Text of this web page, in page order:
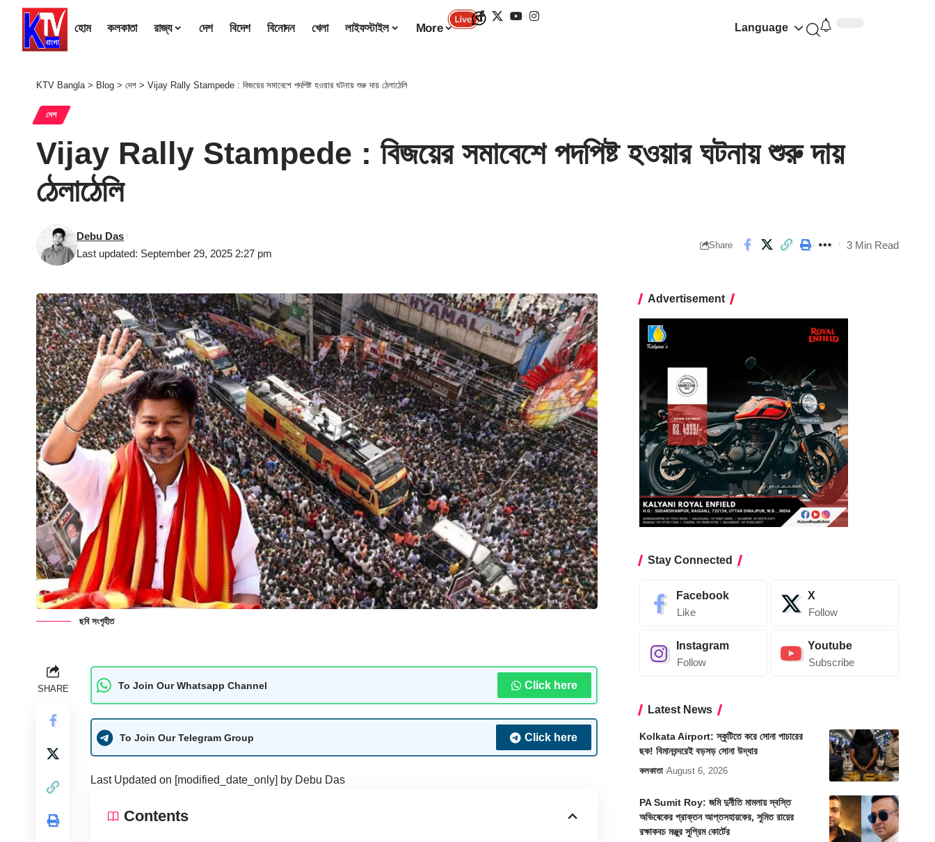
হোম কলকাতা রাজ্য দেশ বিদেশ বিনোদন খেলা লাইফস্টাইল More Language
KTV Bangla> Blog > দেশ > Vijay Rally Stampede : বিজয়ের সমাবেশে পদপিষ্ট হওয়ার ঘটনায় শুরু দায় ঠেলাঠেলি
দেশ
Vijay Rally Stampede : বিজয়ের সমাবেশে পদপিষ্ট হওয়ার ঘটনায় শুরু দায়
ঠেলাঠেলি
Last updated: September 29, 2025 2:27 pm
Debu Das
Share 3 Min Read
ছবি সংগৃহীত
SHARE To Join Our Whatsapp Channel Click here
To Join Our Telegram Group Click here
Last Updated on [modified_date_only] by Debu Das
Contents
Advertisement
Stay Connected
Facebook
Like
X
Follow
Instagram
Follow
Youtube
Subscribe
Latest News
Kolkata Airport: স্কুটিতে করে সোনা পাচারের
ছক! বিমানবন্দরেই বড়সড় সোনা উদ্ধার
কলকাতা August 6, 2026
PA Sumit Roy: জমি দুর্নীতি মামলায় স্বস্তি
অভিষেকের প্রাক্তন আপ্তসহায়কের, সুমিত রায়ের
রক্ষাকবচ মঞ্জুর সুপ্রিম কোর্টের